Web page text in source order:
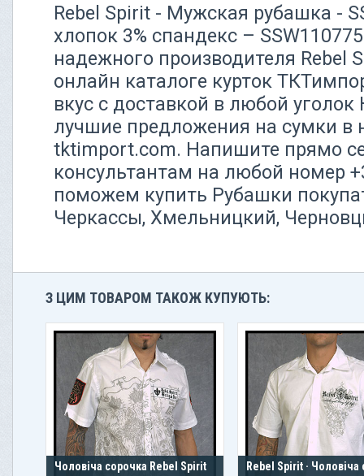
Rebel Spirit - Мужская рубашка -
хлопок 3% спандекс –
надежного производителя Rebel
онлайн каталоге курток
вкус с доставкой в любой
лучшие предложения на сумки в
tktimport.com. Напишите прямо
консультантам на любой номер
поможем купить Рубашки
Черкассы, Хмельницкий,
З ЦИМ ТОВАРОМ ТАКОЖ КУПУЮТЬ:
Чоловіча сорочка Rebel Spirit
Rebel Spirit · Чоловіча